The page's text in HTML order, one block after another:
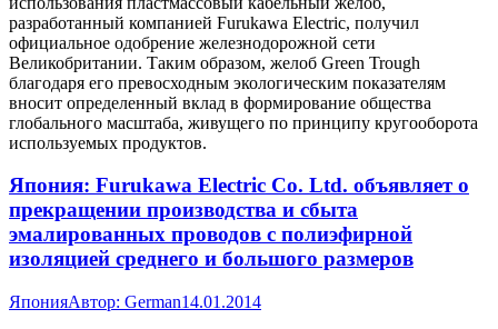
разработанный компанией Furukawa Electric, получил
официальное одобрение железнодорожной сети
Великобритании. Таким образом, желоб Green Trough
благодаря его превосходным экологическим показателям
вносит определенный вклад в формирование общества
глобального масштаба, живущего по принципу кругооборота
используемых продуктов.
Япония: Furukawa Electric Co. Ltd. объявляет о
прекращении производства и сбыта
эмалированных проводов с полиэфирной
изоляцией среднего и большого размеров
ЯпонияАвтор: German14.01.2014